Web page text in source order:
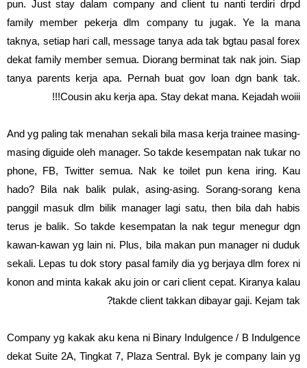
pun. Just stay dalam company and client tu nanti terdiri drpd
family member pekerja dlm company tu jugak. Ye la mana
taknya, setiap hari call, message tanya ada tak bgtau pasal forex
dekat family member semua. Diorang berminat tak nak join. Siap
tanya parents kerja apa. Pernah buat gov loan dgn bank tak.
Cousin aku kerja apa. Stay dekat mana. Kejadah woiii!!!
And yg paling tak menahan sekali bila masa kerja trainee masing-
masing diguide oleh manager. So takde kesempatan nak tukar no
phone, FB, Twitter semua. Nak ke toilet pun kena iring. Kau
hado? Bila nak balik pulak, asing-asing. Sorang-sorang kena
panggil masuk dlm bilik manager lagi satu, then bila dah habis
terus je balik. So takde kesempatan la nak tegur menegur dgn
kawan-kawan yg lain ni. Plus, bila makan pun manager ni duduk
sekali. Lepas tu dok story pasal family dia yg berjaya dlm forex ni
konon and minta kakak aku join or cari client cepat. Kiranya kalau
takde client takkan dibayar gaji. Kejam tak?
Company yg kakak aku kena ni Binary Indulgence / B Indulgence
dekat Suite 2A, Tingkat 7, Plaza Sentral. Byk je company lain yg